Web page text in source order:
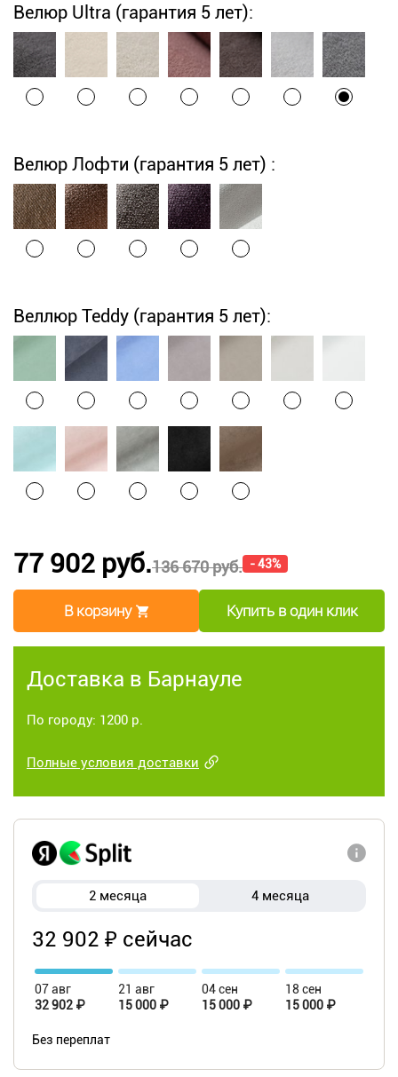
Велюр Ultra (гарантия 5 лет):
Велюр Лофти (гарантия 5 лет) :
Веллюр Teddy (гарантия 5 лет):
136 670 руб. - 43%
77 902 руб.
В корзину Купить в один клик
Доставка в Барнауле
По городу: 1200 р.
Полные условия доставки
2 месяца 4 месяца
32 902 ₽ сейчас
07 авг
32 902 ₽
21 авг
15 000 ₽
04 сен
15 000 ₽
18 сен
15 000 ₽
Без переплат